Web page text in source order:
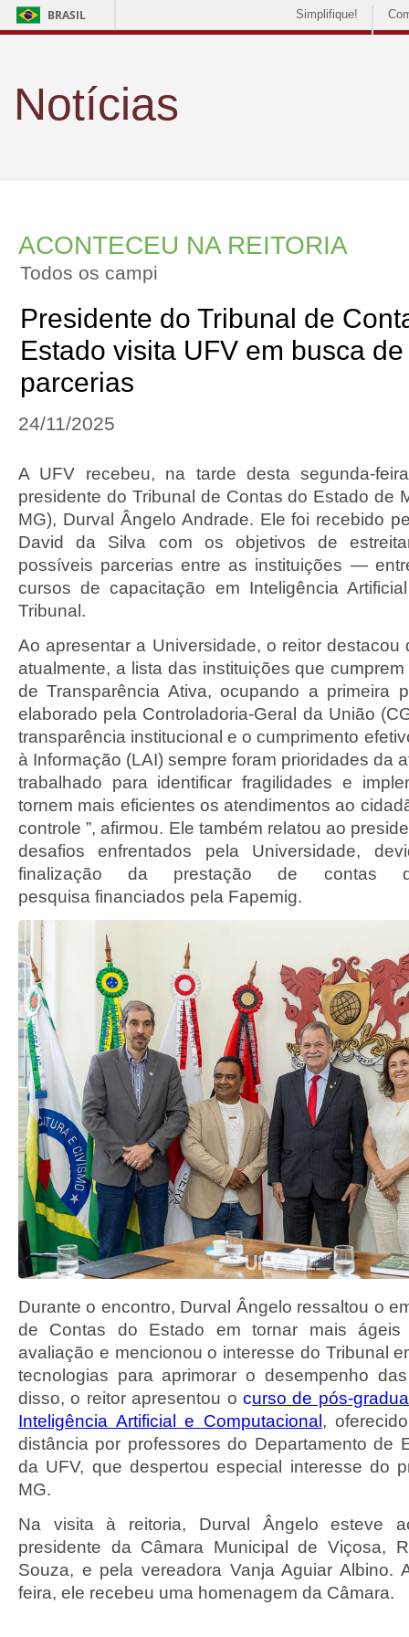
BRASIL Simplifique!
Notícias
ACONTECEU NA REITORIA
Todos os campi
Presidente do Tribunal de
Estado visita UFV em busca
parcerias
24/11/2025
A UFV recebeu, na tarde desta segunda-
presidente do Tribunal de Contas do Estado de
MG), Durval Ângelo Andrade. Ele foi recebido
David da Silva com os objetivos de
possíveis parcerias entre as instituições —
cursos de capacitação em Inteligência
Tribunal.
Ao apresentar a Universidade, o reitor destacou
atualmente, a lista das instituições que
de Transparência Ativa, ocupando a primeira
elaborado pela Controladoria-Geral da União
transparência institucional e o cumprimento
à Informação (LAI) sempre foram prioridades da
trabalhado para identificar fragilidades e
tornem mais eficientes os atendimentos ao
controle ”, afirmou. Ele também relatou ao
desafios enfrentados pela Universidade,
finalização da prestação de contas
pesquisa financiados pela Fapemig.
Durante o encontro, Durval Ângelo ressaltou o
de Contas do Estado em tornar mais
avaliação e mencionou o interesse do Tribunal
tecnologias para aprimorar o desempenho
disso, o reitor apresentou o curso de pós-
Inteligência Artificial e Computacional ,
distância por professores do Departamento de
da UFV, que despertou especial interesse do
MG.
Na visita à reitoria, Durval Ângelo esteve
presidente da Câmara Municipal de Viçosa,
Souza, e pela vereadora Vanja Aguiar Albino.
feira, ele recebeu uma homenagem da Câmara.